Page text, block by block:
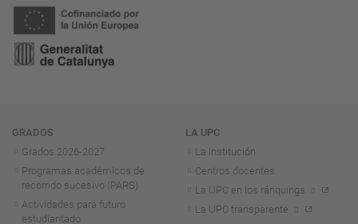
Navegación
GRADOS
Grados 2026-2027
Programas académicos de
recorrido sucesivo (PARS)
Actividades para futuro
estudiantado
LA UPC
La institución
Centros docentes
La UPC en los ránquings
La UPC transparente